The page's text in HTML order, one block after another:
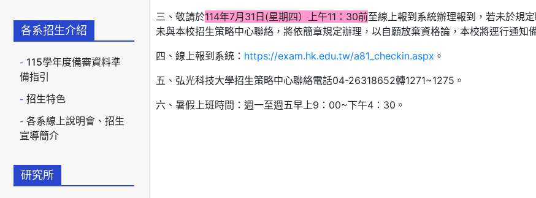
各系招生介紹
115學年度備審資料準
備指引
招生特色
各系線上說明會、招生
宣導簡介
研究所
三、敬請於114年7月31日(星期四）上午11：30前至線上報到系統辦理報到，若未於規
未與本校招生策略中心聯絡，將依簡章規定辦理，以自願放棄資格論，本校將逕行通知
四、線上報到系統： https://exam.hk.edu.tw/a81_checkin.aspx 。
五、弘光科技大學招生策略中心聯絡電話04-26318652轉1271~1275。
六、暑假上班時間：週一至週五早上9：00~下午4：30。